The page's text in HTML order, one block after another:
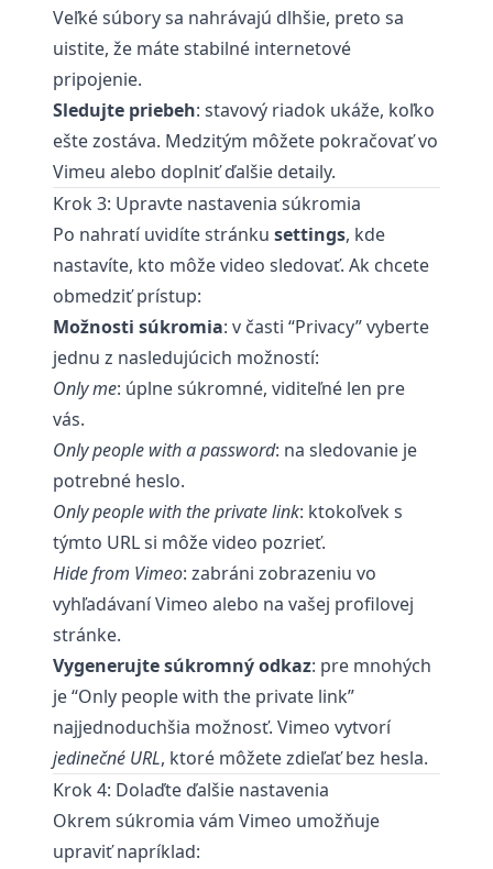
Veľké súbory sa nahrávajú dlhšie, preto sa
uistite, že máte stabilné internetové
pripojenie.
Sledujte priebeh: stavový riadok ukáže, koľko
ešte zostáva. Medzitým môžete pokračovať vo
Vimeu alebo doplniť ďalšie detaily.
Krok 3: Upravte nastavenia súkromia
Po nahratí uvidíte stránku settings, kde
nastavíte, kto môže video sledovať. Ak chcete
obmedziť prístup:
Možnosti súkromia: v časti “Privacy” vyberte
jednu z nasledujúcich možností:
Only me: úplne súkromné, viditeľné len pre
vás.
Only people with a password: na sledovanie je
potrebné heslo.
Only people with the private link: ktokoľvek s
týmto URL si môže video pozrieť.
Hide from Vimeo: zabráni zobrazeniu vo
vyhľadávaní Vimeo alebo na vašej profilovej
stránke.
Vygenerujte súkromný odkaz: pre mnohých
je “Only people with the private link”
najjednoduchšia možnosť. Vimeo vytvorí
jedinečné URL, ktoré môžete zdieľať bez hesla.
Krok 4: Dolaďte ďalšie nastavenia
Okrem súkromia vám Vimeo umožňuje
upraviť napríklad: